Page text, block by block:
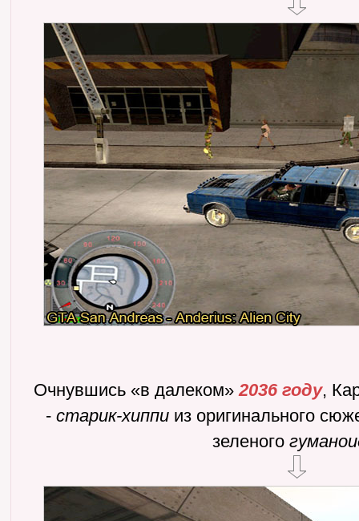
Очнувшись «в далеком»2036 году,
- старик-хиппииз оригинального
зеленого